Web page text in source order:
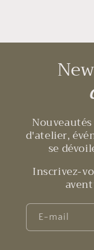
d'atelier,
se
Inscrivez-
E-mail